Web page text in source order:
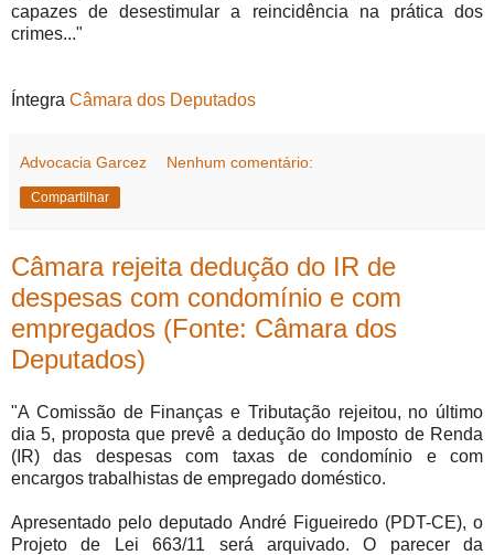
capazes de desestimular a reincidência na prática dos
crimes..."
Íntegra Câmara dos Deputados
Advocacia Garcez Nenhum comentário:
Compartilhar
Câmara rejeita dedução do IR de
despesas com condomínio e com
empregados (Fonte: Câmara dos
Deputados)
"A Comissão de Finanças e Tributação rejeitou, no último
dia 5, proposta que prevê a dedução do Imposto de Renda
(IR) das despesas com taxas de condomínio e com
encargos trabalhistas de empregado doméstico.
Apresentado pelo deputado André Figueiredo (PDT-CE), o
Projeto de Lei 663/11 será arquivado. O parecer da